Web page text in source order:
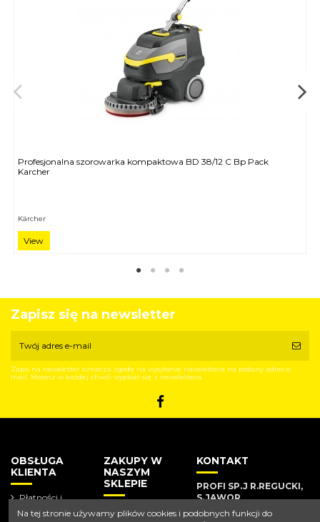
Profesjonalna szorowarka kompaktowa BD 38/12 C Bp Pack
Karcher
Kärcher
View
Zapisz się na newsletter
Zapis na newsletter oznacza zgodę na wysyłanie newslettera na podany adres e-
mail. Możesz w każdej chwili wypisać się z newslettera.
OBSŁUGA
KLIENTA
Płatności i
dostawa
ZAKUPY W
NASZYM
SKLEPIE
Nowe
KONTAKT
PROFI SP.J R.REGUCKI,
S.JAWOR
Na tej stronie używamy plików cookies i podobnych funkcji do